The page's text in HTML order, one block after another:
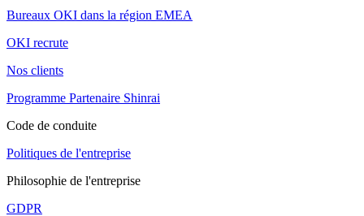
Bureaux OKI dans la région EMEA
OKI recrute
Nos clients
Programme Partenaire Shinrai
Code de conduite
Politiques de l'entreprise
Philosophie de l'entreprise
GDPR